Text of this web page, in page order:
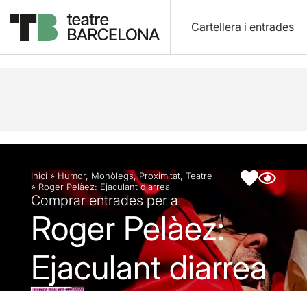
Cartellera i entrades
Descripció Fitxa artística Articles
Inici » Humor, Monòlegs,Proximitat, Teatre
» Roger Pelàez: Ejaculant diarrea
Comprar entrades per a
Roger Pelàez:
Ejaculant diarrea